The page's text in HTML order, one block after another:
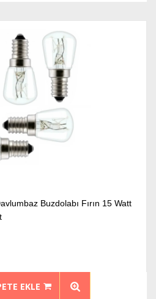
Buzdolabı Fırın 15 Watt
EKLE